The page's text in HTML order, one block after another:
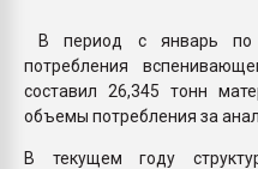
В период с январь по
потребления
составил 26,345 тонн
объемы потребления за
В текущем году